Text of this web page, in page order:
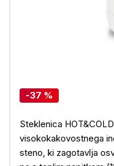
-37 %
Steklenica
visokokakovostnega
steno, ki zagotavlja